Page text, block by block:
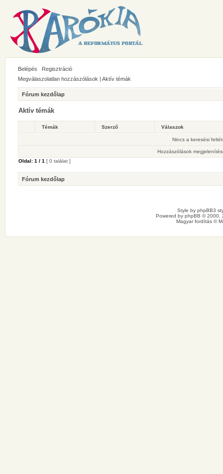
Belépés
Regisztráció
Megválaszolatlan hozzászólások | Aktív témák
Fórum kezdőlap
Aktív témák
Témák Szerző Válaszok
Nincs a keresési
Hozzászólások
Oldal: 1 / 1 [ 0 találat ]
Fórum kezdőlap
Style by phpBB3
Powered by phpBB © 2000,
Magyar fordítás ©